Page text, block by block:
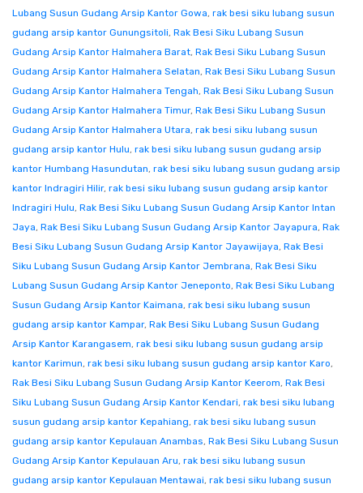
Lubang Susun Gudang Arsip Kantor Gowa, rak besi siku lubang susun
gudang arsip kantor Gunungsitoli, Rak Besi Siku Lubang Susun
Gudang Arsip Kantor Halmahera Barat, Rak Besi Siku Lubang Susun
Gudang Arsip Kantor Halmahera Selatan, Rak Besi Siku Lubang Susun
Gudang Arsip Kantor Halmahera Tengah, Rak Besi Siku Lubang Susun
Gudang Arsip Kantor Halmahera Timur, Rak Besi Siku Lubang Susun
Gudang Arsip Kantor Halmahera Utara, rak besi siku lubang susun
gudang arsip kantor Hulu, rak besi siku lubang susun gudang arsip
kantor Humbang Hasundutan, rak besi siku lubang susun gudang arsip
kantor Indragiri Hilir, rak besi siku lubang susun gudang arsip kantor
Indragiri Hulu, Rak Besi Siku Lubang Susun Gudang Arsip Kantor Intan
Jaya, Rak Besi Siku Lubang Susun Gudang Arsip Kantor Jayapura, Rak
Besi Siku Lubang Susun Gudang Arsip Kantor Jayawijaya, Rak Besi
Siku Lubang Susun Gudang Arsip Kantor Jembrana, Rak Besi Siku
Lubang Susun Gudang Arsip Kantor Jeneponto, Rak Besi Siku Lubang
Susun Gudang Arsip Kantor Kaimana, rak besi siku lubang susun
gudang arsip kantor Kampar, Rak Besi Siku Lubang Susun Gudang
Arsip Kantor Karangasem, rak besi siku lubang susun gudang arsip
kantor Karimun, rak besi siku lubang susun gudang arsip kantor Karo,
Rak Besi Siku Lubang Susun Gudang Arsip Kantor Keerom, Rak Besi
Siku Lubang Susun Gudang Arsip Kantor Kendari, rak besi siku lubang
susun gudang arsip kantor Kepahiang, rak besi siku lubang susun
gudang arsip kantor Kepulauan Anambas, Rak Besi Siku Lubang Susun
Gudang Arsip Kantor Kepulauan Aru, rak besi siku lubang susun
gudang arsip kantor Kepulauan Mentawai, rak besi siku lubang susun